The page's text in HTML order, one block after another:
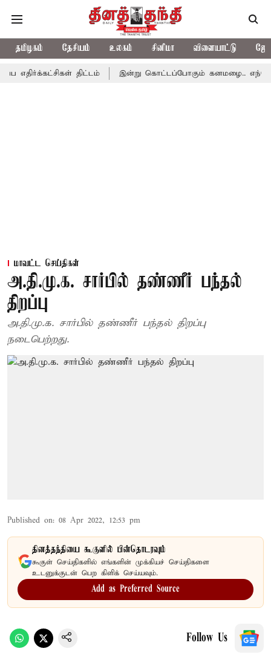
தமிழகம் தேசியம் உலகம் சினிமா விளையாட்டு
திட்டம் இன்று கொட்டப்போகும் கனமழை.. எந்தெந்த
மாவட்ட செய்திகள்
அ.தி.மு.க. சார்பில் தண்ணீர் பந்தல்
திறப்பு
அ.தி.மு.க. சார்பில் தண்ணீர் பந்தல் திறப்பு
நடைபெற்றது.
Published on: 08 Apr 2022, 12:53 pm
தினத்தந்தியை கூகுளில் பின்தொடரவும்
கூகுள் செய்திகளில் எங்களின் முக்கியச் செய்திகளை
உடனுக்குடன் பெற கிளிக் செய்யவும்.
Add as Preferred Source
Follow Us